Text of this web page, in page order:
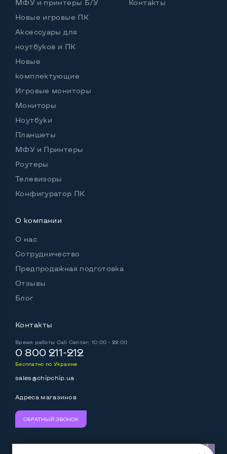
МФУ и принтеры Б/У
Новые игровые ПК
Аксессуары для
ноутбуков и ПК
Новые
комплектующие
Игровые мониторы
Мониторы
Ноутбуки
Планшеты
МФУ и Принтеры
Роутеры
Телевизоры
Конфигуратор ПК
Контакты
О компании
О нас
Сотрудничество
Предпродажная подготовка
Отзывы
Блог
Контакты
Время работы Call Center: 10:00 - 22:00
0 800 211-212
Бесплатно по Украине
sales@chipchip.ua
Адреса магазинов
ОБРАТНЫЙ ЗВОНОК